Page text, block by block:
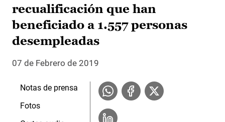
recualificación que han
beneficiado a 1.557 personas
desempleadas
07 de Febrero de 2019
Notas de prensa
Fotos